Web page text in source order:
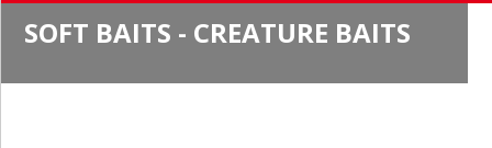
SOFT BAITS - CREATURE BAITS